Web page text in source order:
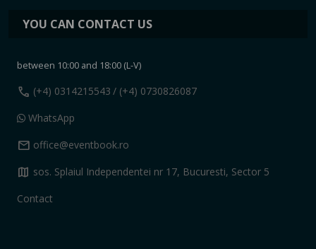
YOU CAN CONTACT US
between 10:00 and 18:00 (L-V)
call (+4) 0314215543 / (+4) 0730826087
WhatsApp
mail office@eventbook.ro
map sos. Splaiul Independentei nr 17, Bucuresti, Sector 5
Contact